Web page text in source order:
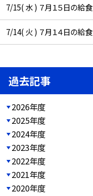
7/15( 水 ) ７月１５日の給食
7/14( 火 ) ７月１４日の給食
過去記事
2026年度
2025年度
2024年度
2023年度
2022年度
2021年度
2020年度